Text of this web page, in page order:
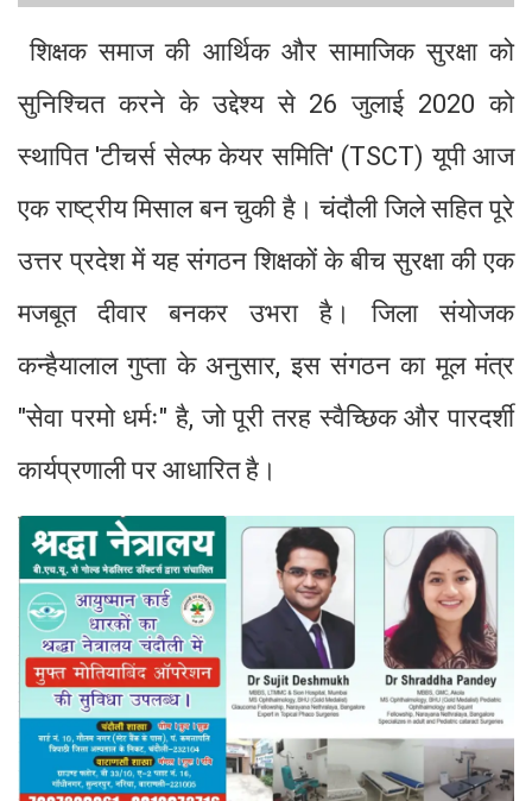
शिक्षक समाज की आर्थिक और सामाजिक सुरक्षा को
सुनिश्चित करने के उद्देश्य से 26 जुलाई 2020 को
स्थापित 'टीचर्स सेल्फ केयर समिति' (TSCT) यूपी आज
एक राष्ट्रीय मिसाल बन चुकी है। चंदौली जिले सहित पूरे
उत्तर प्रदेश में यह संगठन शिक्षकों के बीच सुरक्षा की एक
मजबूत दीवार बनकर उभरा है। जिला संयोजक
कन्हैयालाल गुप्ता के अनुसार, इस संगठन का मूल मंत्र
"सेवा परमो धर्मः" है, जो पूरी तरह स्वैच्छिक और पारदर्शी
कार्यप्रणाली पर आधारित है।